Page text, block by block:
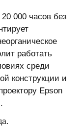
000 часов без
работать
среди
конструкции и
Epson